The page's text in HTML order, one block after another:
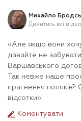
Михайло
Дивитись всі відео
«Але якщо вони
давайте не
Варшавського
Так невже наше
прагнення поляків?
відсотки».
Коментувати